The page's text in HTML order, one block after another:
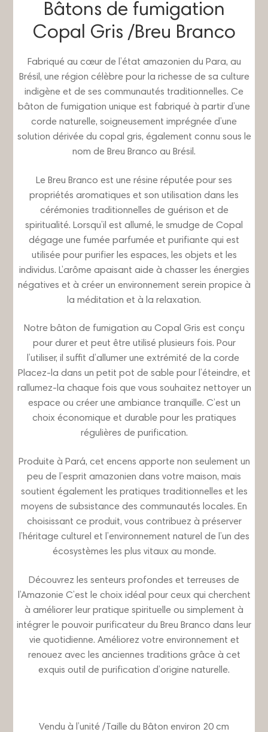
Bâtons de fumigation
Copal Gris /Breu Branco
Fabriqué au cœur de l’état amazonien du Para, au
Brésil, une région célèbre pour la richesse de sa culture
indigène et de ses communautés traditionnelles. Ce
bâton de fumigation unique est fabriqué à partir d’une
corde naturelle, soigneusement imprégnée d’une
solution dérivée du copal gris, également connu sous le
nom de Breu Branco au Brésil.
Le Breu Branco est une résine réputée pour ses
propriétés aromatiques et son utilisation dans les
cérémonies traditionnelles de guérison et de
spiritualité. Lorsqu’il est allumé, le smudge de Copal
dégage une fumée parfumée et purifiante qui est
utilisée pour purifier les espaces, les objets et les
individus. L’arôme apaisant aide à chasser les énergies
négatives et à créer un environnement serein propice à
la méditation et à la relaxation.
Notre bâton de fumigation au Copal Gris est conçu
pour durer et peut être utilisé plusieurs fois. Pour
l’utiliser, il suffit d’allumer une extrémité de la corde
Placez-la dans un petit pot de sable pour l’éteindre, et
rallumez-la chaque fois que vous souhaitez nettoyer un
espace ou créer une ambiance tranquille. C’est un
choix économique et durable pour les pratiques
régulières de purification.
Produite à Pará, cet encens apporte non seulement un
peu de l’esprit amazonien dans votre maison, mais
soutient également les pratiques traditionnelles et les
moyens de subsistance des communautés locales. En
choisissant ce produit, vous contribuez à préserver
l’héritage culturel et l’environnement naturel de l’un des
écosystèmes les plus vitaux au monde.
Découvrez les senteurs profondes et terreuses de
l’Amazonie C’est le choix idéal pour ceux qui cherchent
à améliorer leur pratique spirituelle ou simplement à
intégrer le pouvoir purificateur du Breu Branco dans leur
vie quotidienne. Améliorez votre environnement et
renouez avec les anciennes traditions grâce à cet
exquis outil de purification d’origine naturelle.
Vendu à l’unité /Taille du Bâton environ 20 cm